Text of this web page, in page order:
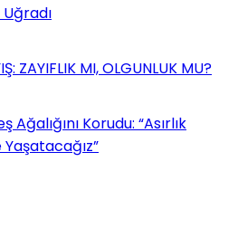
Uğradı
ZAYIFLIK MI, OLGUNLUK MU?
Korudu: “Asırlık